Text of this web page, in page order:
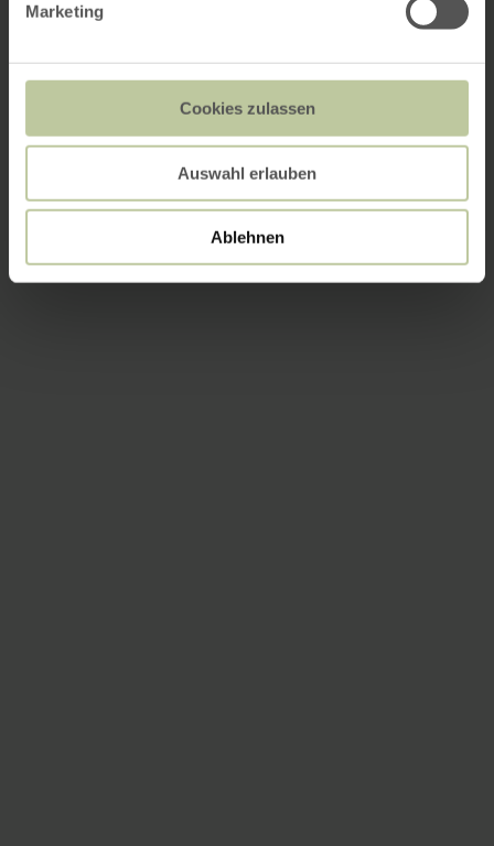
Marketing
Cookies zulassen
Auswahl erlauben
Ablehnen